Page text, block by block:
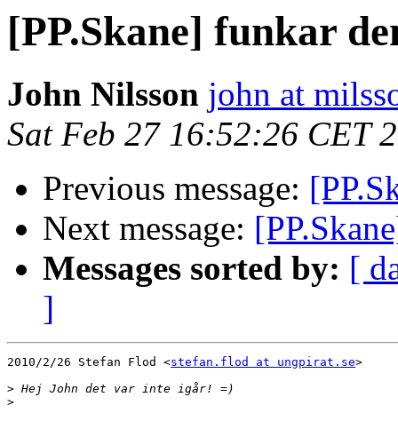
[PP.Skane] funkar
John Nilsson john at
Sat Feb 27 16:52:26 CET
Previous message:
Next message:
Messages sorted by: [
]
2010/2/26 Stefan Flod <stefan.flod at ungpirat.se>
>
>